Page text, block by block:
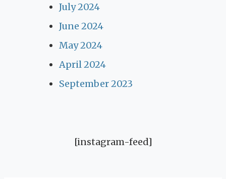
July 2024
June 2024
May 2024
April 2024
September 2023
[instagram-feed]